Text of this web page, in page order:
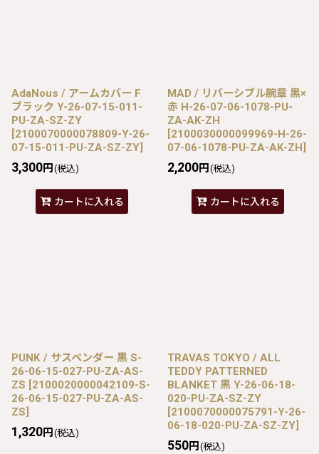
AdaNous / アームカバー F
ブラック Y-26-07-15-011-
PU-ZA-SZ-ZY
[2100070000078809-Y-26-
07-15-011-PU-ZA-SZ-ZY]
3,300円 (税込)
カートに入れる
MAD / リバーシブル腕章 黒×
赤 H-26-07-06-1078-PU-
ZA-AK-ZH
[2100030000099969-H-26-
07-06-1078-PU-ZA-AK-ZH]
2,200円 (税込)
カートに入れる
PUNK / サスペンダー 黒 S-
26-06-15-027-PU-ZA-AS-
ZS [2100020000042109-S-
26-06-15-027-PU-ZA-AS-
ZS]
1,320円 (税込)
TRAVAS TOKYO / ALL
TEDDY PATTERNED
BLANKET 黒 Y-26-06-18-
020-PU-ZA-SZ-ZY
[2100070000075791-Y-26-
06-18-020-PU-ZA-SZ-ZY]
550円 (税込)